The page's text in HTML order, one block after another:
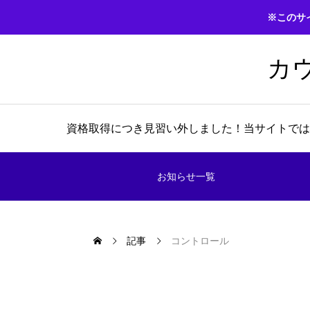
※このサ
カ
資格取得につき見習い外しました！当サイトで
お知らせ一覧
記事 コントロール